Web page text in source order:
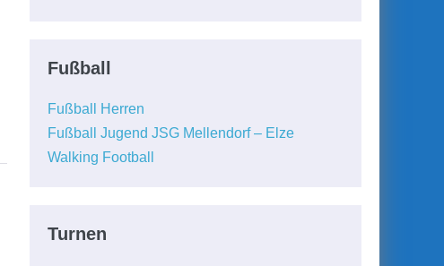
Fußball
Fußball Herren
Fußball Jugend JSG Mellendorf – Elze
Walking Football
Turnen